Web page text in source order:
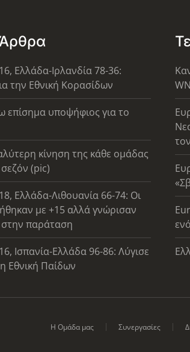
Ελλάδα-Ιρλανδία 78-36:
την Εθνική Κορασίδων
επίσημα υποψήφιος για το
κίνηση της κάθε ομάδας
(pic)
Ελλάδα-Λιθουανία 66-74: Οι
με +15 αλλά γνώρισαν
παράταση
Ισπανία-Ελλάδα 96-86: Λύγισε
Εθνική Παίδων
Η Ομάδα μας Συνεργασίες